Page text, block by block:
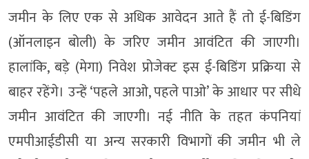
जमीन के लिए एक से अधिक आवेदन आते हैं तो ई-बिडिंग
(ऑनलाइन बोली) के जरिए जमीन आवंटित की जाएगी।
हालांकि, बड़े (मेगा) निवेश प्रोजेक्ट इस ई-बिडिंग प्रक्रिया से
बाहर रहेंगे। उन्हें ‘पहले आओ, पहले पाओ’ के आधार पर सीधे
जमीन आवंटित की जाएगी। नई नीति के तहत कंपनियां
एमपीआईडीसी या अन्य सरकारी विभागों की जमीन भी ले